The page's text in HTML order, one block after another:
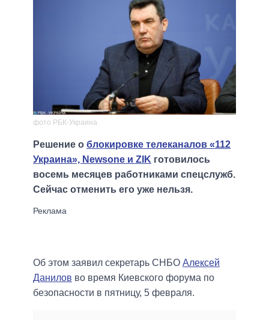
фото РБК-Украина
Решение о блокировке телеканалов «112
Украина», Newsone и ZIK готовилось
восемь месяцев работниками спецслужб.
Сейчас отменить его уже нельзя.
Об этом заявил секретарь СНБО Алексей
Данилов во время Киевского форума по
безопасности в пятницу, 5 февраля.